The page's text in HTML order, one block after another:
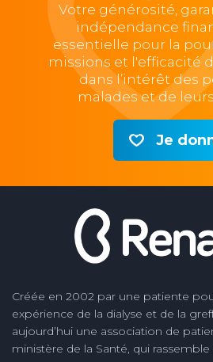
Votre générosité,
indépendance
essentielle pour la
missions et l'efficacité
dans l’intérêt des
malades et de
Je
Créée en 2002 par une patiente
expérience de la dialyse et de la
aujourd’hui une association de
ministère de la Santé, qui